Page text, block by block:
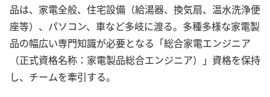
品は、家電全般、住宅設備（給湯器、換気扇、温水洗浄便
座等）、パソコン、車など多岐に渡る。多種多様な家電製
品の幅広い専門知識が必要となる「総合家電エンジニア
（正式資格名称：家電製品総合エンジニア）」資格を保持
し、チームを牽引する。